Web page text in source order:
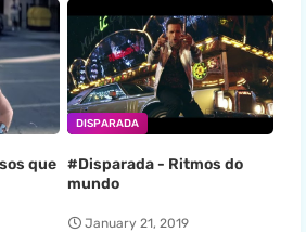
que
DISPARADA
#Disparada - Ritmos do
mundo
January 21, 2019